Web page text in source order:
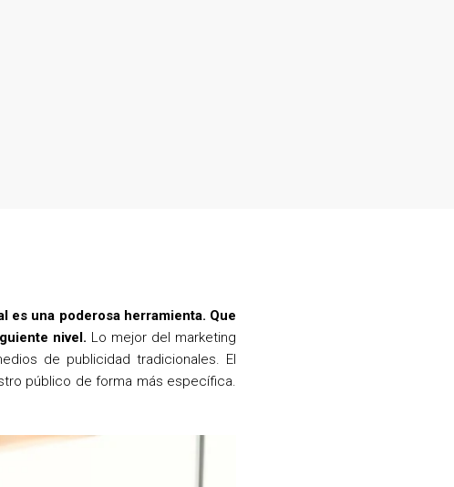
es una poderosa herramienta. Que
nivel. Lo mejor del marketing
de publicidad tradicionales. El
público de forma más específica.